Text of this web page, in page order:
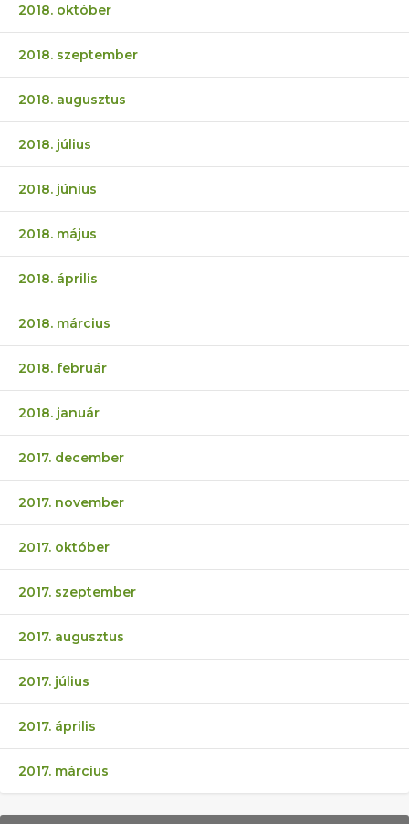
2018. október
2018. szeptember
2018. augusztus
2018. július
2018. június
2018. május
2018. április
2018. március
2018. február
2018. január
2017. december
2017. november
2017. október
2017. szeptember
2017. augusztus
2017. július
2017. április
2017. március